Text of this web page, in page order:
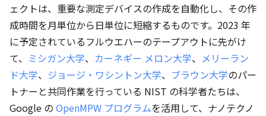
ェクトは、重要な測定デバイスの作成を自動化し、その作
成時間を月単位から日単位に短縮するものです。2023 年
に予定されているフルウエハーのテープアウトに先がけ
て、 ミシガン大学、 カーネギー メロン大学、 メリーラン
ド大学、 ジョージ・ワシントン大学、 ブラウン大学のパー
トナーと共同作業を行っている NIST の科学者たちは、
Google の OpenMPW プログラムを活用して、ナノテクノ